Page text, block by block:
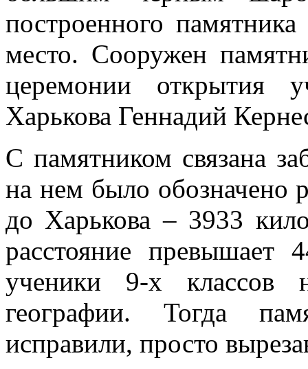
построенного
место. Сооружен
церемонии открытия
Харькова Геннадий
С памятником связана
на нем было обозначено
до Харькова – 3933
расстояние
ученики 9-х классов
географии. Тогда
исправили, просто